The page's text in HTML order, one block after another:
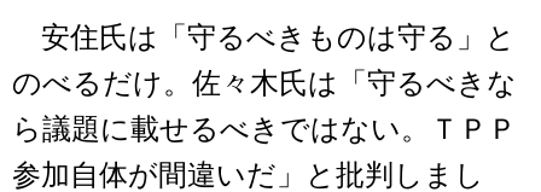
安住氏は「守るべきものは守る」と
のべるだけ。佐々木氏は「守るべきな
ら議題に載せるべきではない。ＴＰＰ
参加自体が間違いだ」と批判しまし